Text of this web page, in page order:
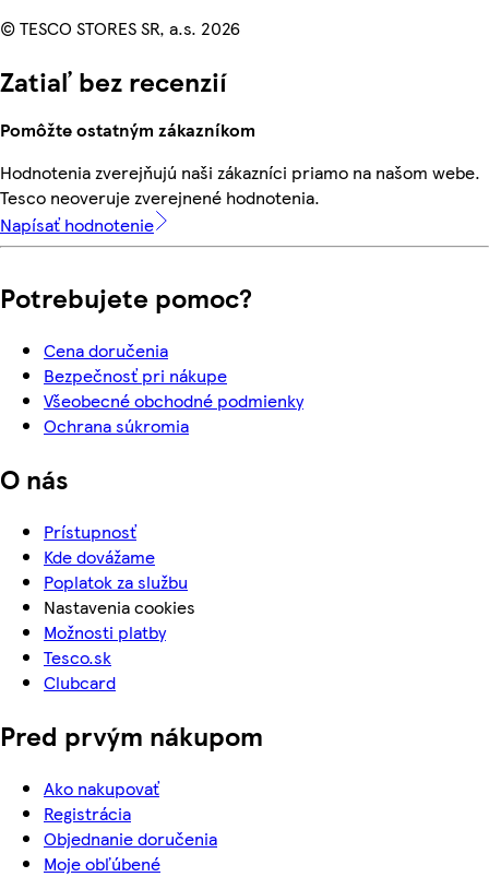
© TESCO STORES SR, a.s. 2026
Zatiaľ bez recenzií
Pomôžte ostatným zákazníkom
Hodnotenia zverejňujú naši zákazníci priamo na našom webe.
Tesco neoveruje zverejnené hodnotenia.
Napísať hodnotenie
Potrebujete pomoc?
Cena doručenia
Bezpečnosť pri nákupe
Všeobecné obchodné podmienky
Ochrana súkromia
O nás
Prístupnosť
Kde dovážame
Poplatok za službu
Nastavenia cookies
Možnosti platby
Tesco.sk
Clubcard
Pred prvým nákupom
Ako nakupovať
Registrácia
Objednanie doručenia
Moje obľúbené